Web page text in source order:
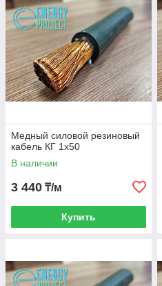
Медный силовой резиновый
кабель КГ 1х50
В наличии
3 440 ₸/м
Купить